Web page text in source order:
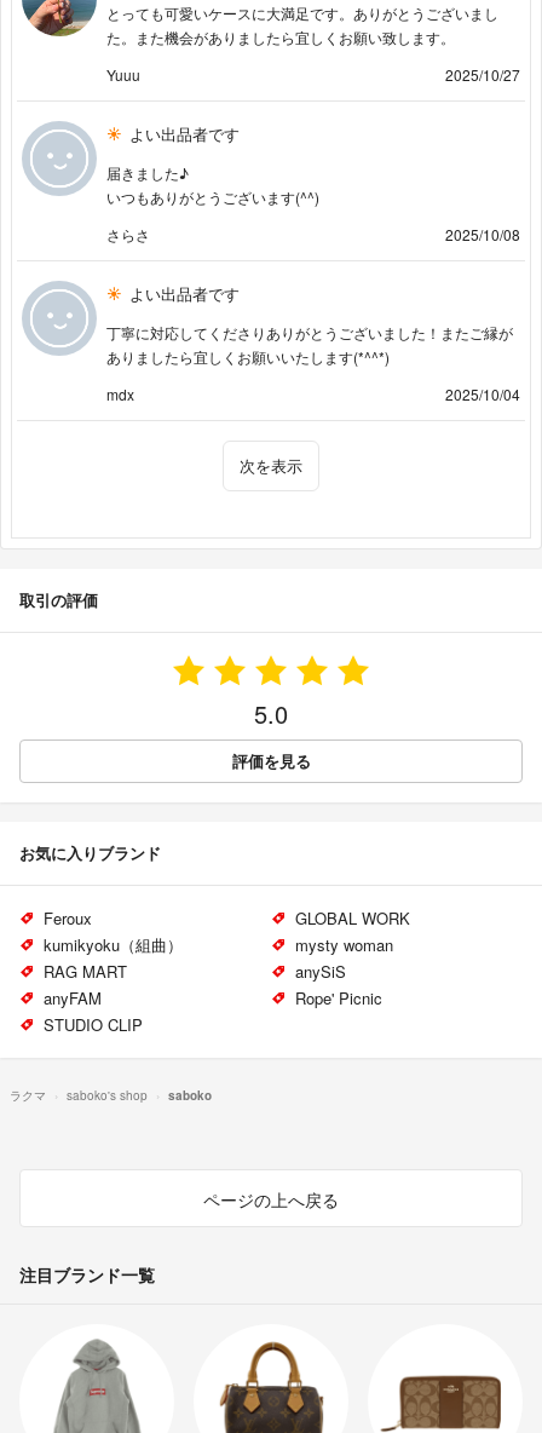
とっても可愛いケースに大満足です。ありがとうございまし
た。また機会がありましたら宜しくお願い致します。
Yuuu
2025/10/27
よい出品者です
届きました♪
いつもありがとうございます(⁠^⁠^⁠)
さらさ
2025/10/08
よい出品者です
丁寧に対応してくださりありがとうございました！またご縁が
ありましたら宜しくお願いいたします(*^^*)
mdx
2025/10/04
次を表示
取引の評価
5.0
評価を見る
お気に入りブランド
Feroux
GLOBAL WORK
kumikyoku（組曲）
mysty woman
RAG MART
anySiS
anyFAM
Rope' Picnic
STUDIO CLIP
ラクマ saboko's shop saboko
ページの上へ戻る
注目ブランド一覧